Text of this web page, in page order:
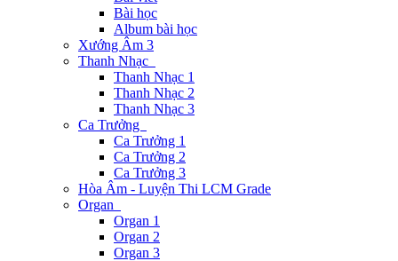
Bài học
Album bài học
Xướng Âm 3
Thanh Nhạc
Thanh Nhạc 1
Thanh Nhạc 2
Thanh Nhạc 3
Ca Trưởng
Ca Trưởng 1
Ca Trưởng 2
Ca Trưởng 3
Hòa Âm - Luyện Thi LCM Grade
Organ
Organ 1
Organ 2
Organ 3